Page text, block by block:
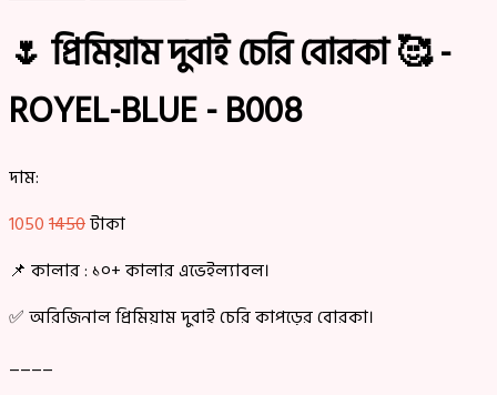
🌷 প্রিমিয়াম দুবাই চেরি বোরকা 🥰 -
ROYEL-BLUE - B008
দাম:
10501450টাকা
📌 কালার : ১০+ কালার এভেইল্যাবল।
✅ অরিজিনাল প্রিমিয়াম দুবাই চেরি কাপড়ের বোরকা।
____